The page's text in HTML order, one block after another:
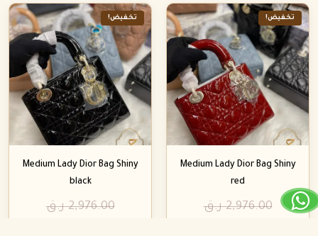
تخفيض!
Medium Lady Dior Bag Shiny
red
2,976.00 ر.ق
تخفيض!
Medium Lady Dior Bag Shiny
black
2,976.00 ر.ق